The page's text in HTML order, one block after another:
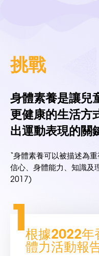
挑戰
身體素養是讓兒
更健康的生活方
出運動表現的關
“身體素養可以被描述為
信心、身體能力、知識及
2017)
根據2022年
體力活動報
1